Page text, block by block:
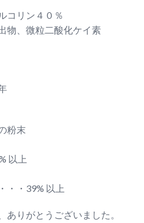
コリン４０％
物、微粒二酸化ケイ素
粉末
以上
・・39% 以上
りがとうございました。